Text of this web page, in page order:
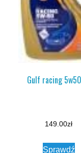
Gulf racing
149.00zł
Sprawdź